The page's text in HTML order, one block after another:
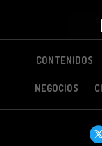
CONTENIDOS
NEGOCIOS